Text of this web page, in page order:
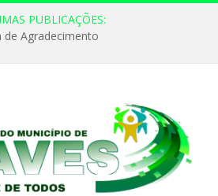
PUBLICAÇÕES:
de Agradecimento